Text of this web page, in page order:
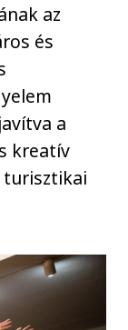
az
és
a
kreatív
turisztikai